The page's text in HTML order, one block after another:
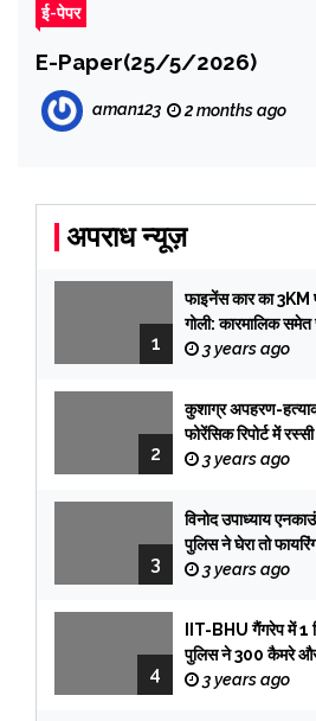
ई-पेपर
E-Paper(25/5/2026)
aman123 2 months ago
अपराध न्यूज़
1
फाइनेंस कार का 3KM
गोली: कारमालिक समेत
तलाश में टीमें प्रयागराज
3 years ago
2
कुशाग्र अपहरण-
फोरेंसिक रिपोर्ट में
फिरौती के लेटर की
3 years ago
3
विनोद उपाध्याय
पुलिस ने घेरा तो
सजा नहीं हुई
3 years ago
4
IIT-BHU गैंगरेप में 1
पुलिस ने 300 कैमरे
तब पकड़े गए तीनों आरोपी
3 years ago